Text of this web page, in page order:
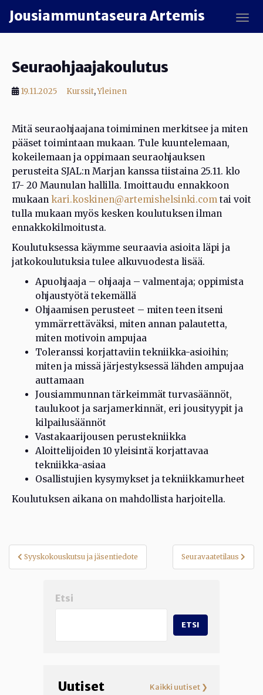
Jousiammuntaseura Artemis
Seuraohjaajakoulutus
19.11.2025 Kurssit,Yleinen
Mitä seuraohjaajana toimiminen merkitsee ja miten
pääset toimintaan mukaan. Tule kuuntelemaan,
kokeilemaan ja oppimaan seuraohjauksen
perusteita SJAL:n Marjan kanssa tiistaina 25.11. klo
17- 20 Maunulan hallilla. Imoittaudu ennakkoon
mukaan kari.koskinen@artemishelsinki.com tai voit
tulla mukaan myös kesken koulutuksen ilman
ennakkokilmoitusta.
Koulutuksessa käymme seuraavia asioita läpi ja
jatkokoulutuksia tulee alkuvuodesta lisää.
Apuohjaaja – ohjaaja – valmentaja; oppimista
ohjaustyötä tekemällä
Ohjaamisen perusteet – miten teen itseni
ymmärrettäväksi, miten annan palautetta,
miten motivoin ampujaa
Toleranssi korjattaviin tekniikka-asioihin;
miten ja missä järjestyksessä lähden ampujaa
auttamaan
Jousiammunnan tärkeimmät turvasäännöt,
taulukoot ja sarjamerkinnät, eri jousityypit ja
kilpailusäännöt
Vastakaarijousen perustekniikka
Aloittelijoiden 10 yleisintä korjattavaa
tekniikka-asiaa
Osallistujien kysymykset ja tekniikkamurheet
Koulutuksen aikana on mahdollista harjoitella.
Artikkelien
selaus
Syyskokouskutsu ja jäsentiedote Seuravaatetilaus
Etsi
ETSI
Uutiset Kaikki uutiset ❯